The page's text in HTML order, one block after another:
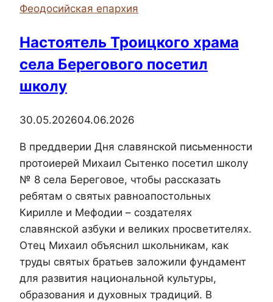
кафедральном
святого
Иоанна
Феодосийская епархия
Настоятель Троицкого храма
села Берегового посетил
школу
30.05.202604.06.2026
В преддверии Дня славянской письменности
протоиерей Михаил Сытенко посетил школу
№ 8 села Береговое, чтобы рассказать
ребятам о святых равноапостольных
Кирилле и Мефодии – создателях
славянской азбуки и великих просветителях.
Отец Михаил объяснил школьникам, как
труды святых братьев заложили фундамент
для развития национальной культуры,
образования и духовных традиций. В